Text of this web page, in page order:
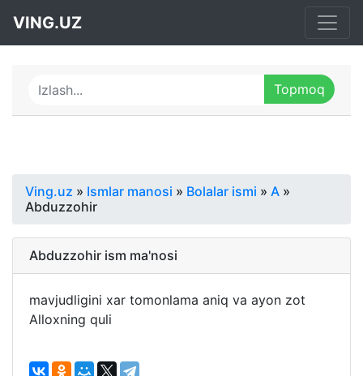
VING.UZ
Ving.uz » Ismlar manosi » Bolalar ismi » A »
Abduzzohir
Abduzzohir ism ma'nosi
mavjudligini xar tomonlama aniq va ayon zot
Alloxning quli